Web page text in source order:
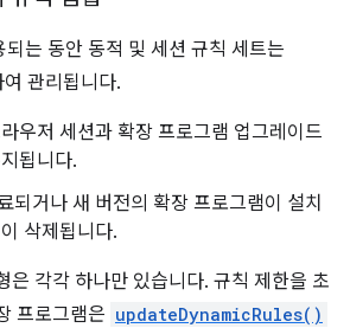
는 동안 동적 및 세션 규칙 세트는
관리됩니다.
우저 세션과 확장 프로그램 업그레이드
됩니다.
되거나 새 버전의 확장 프로그램이 설치
삭제됩니다.
은 각각 하나만 있습니다. 규칙 제한을 초
프로그램은 updateDynamicRules()